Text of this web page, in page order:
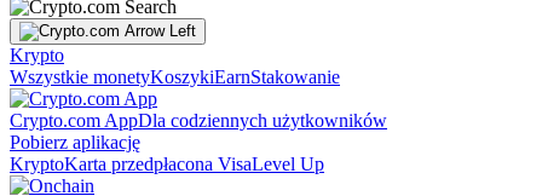
Krypto
Wszystkie monetyKoszykiEarnStakowanie
Crypto.com AppDla codziennych użytkowników
Pobierz aplikację
KryptoKarta przedpłacona VisaLevel Up